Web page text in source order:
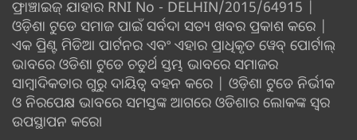
ଫ୍ରାଞ୍ଚାଇଜ୍ ଯାହାର RNI No - DELHIN/2015/64915 |
ଓଡ଼ିଶା ଟୁଡେ ସମାଜ ପାଇଁ ସର୍ବଦା ସତ୍ୟ ଖବର ପ୍ରକାଶ କରେ |
ଏକ ପ୍ରିଣ୍ଟ ମିଡିଆ ପାର୍ଟନର ଏବଂ ଏହାର ପ୍ରାଧିକୃତ ୱେବ୍ ପୋର୍ଟାଲ୍
ଭାବରେ ଓଡିଶା ଟୁଡେ ଚତୁର୍ଥ ସ୍ତମ୍ଭ ଭାବରେ ସମାଜର
ସାମ୍ବାଦିକତାର ଗୁରୁ ଦାୟିତ୍ବ ବହନ କରେ | ଓଡ଼ିଶା ଟୁଡେ ନିର୍ଭୀକ
ଓ ନିରପେକ୍ଷ ଭାବରେ ସମସ୍ତଙ୍କ ଆଗରେ ଓଡିଶାର ଲୋକଙ୍କ ସ୍ୱର
ଉପସ୍ଥାପନ କରେ।